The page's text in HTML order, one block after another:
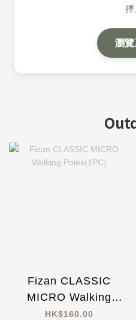
擇
瀏覽
Fizan CLASSIC
MICRO Walking
Poles(1PC)
HK$160.00